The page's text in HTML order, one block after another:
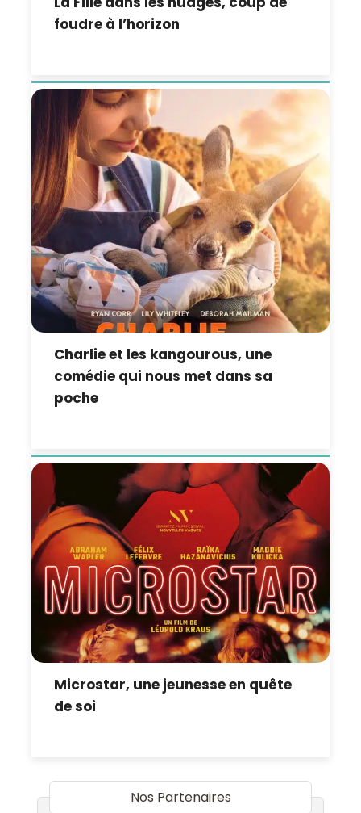
foudre à l’horizon
Charlie et les kangourous, une
comédie qui nous met dans sa
poche
Microstar, une jeunesse en quête
de soi
Nos Partenaires